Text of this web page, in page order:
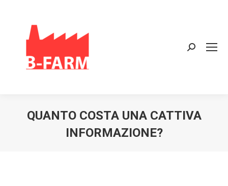
Search:
QUANTO COSTA UNA CATTIVA
INFORMAZIONE?